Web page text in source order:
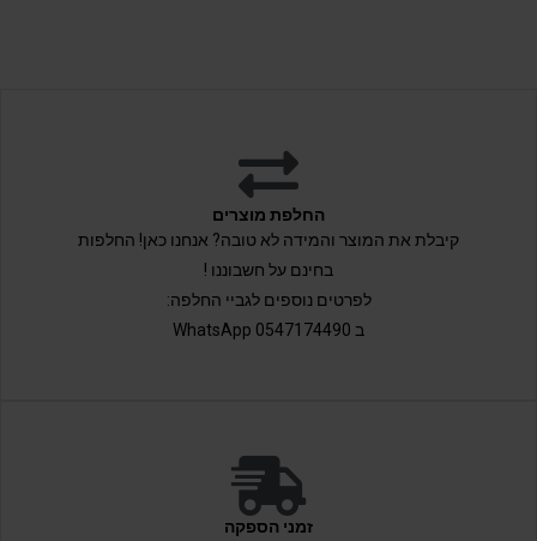
החלפת מוצרים
קיבלת את המוצר והמידה לא טובה? אנחנו כאן! החלפות
בחינם על חשבוננו !
לפרטים נוספים לגביי החלפה:
ב 0547174490 WhatsApp
זמני הספקה